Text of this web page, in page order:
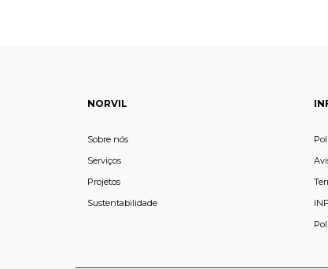
NORVIL
Sobre nós
Serviços
Projetos
Sustentabilidade